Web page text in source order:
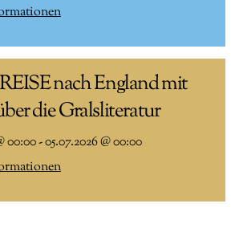
nach England mit
die Gralsliteratur
00:00-05.07.2026@00:00